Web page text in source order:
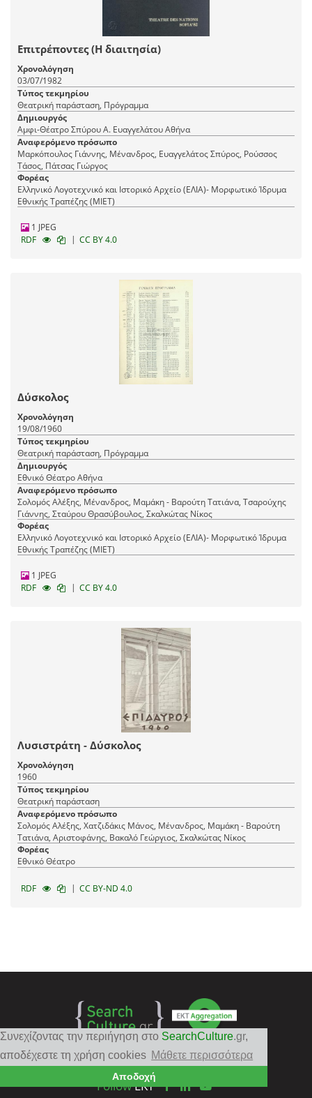
Συνεχίζοντας την περιήγηση στο SearchCulture.gr,
αποδέχεστε τη χρήση cookies Μάθετε περισσότερα
Αποδοχή
Επιτρέποντες (Η διαιτησία)
Χρονολόγηση
03/07/1982
Τύπος τεκμηρίου
Θεατρική παράσταση, Πρόγραμμα
Δημιουργός
Αμφι-Θέατρο Σπύρου Α. Ευαγγελάτου Αθήνα
Αναφερόμενο πρόσωπο
Μαρκόπουλος Γιάννης, Μένανδρος, Ευαγγελάτος Σπύρος, Ρούσσος
Τάσος, Πάτσας Γιώργος
Φορέας
Ελληνικό Λογοτεχνικό και Ιστορικό Αρχείο (ΕΛΙΑ)- Μορφωτικό Ίδρυμα
Εθνικής Τραπέζης (ΜΙΕΤ)
1 JPEG
RDF
| CC BY 4.0
Δύσκολος
Χρονολόγηση
19/08/1960
Τύπος τεκμηρίου
Θεατρική παράσταση, Πρόγραμμα
Δημιουργός
Εθνικό Θέατρο Αθήνα
Αναφερόμενο πρόσωπο
Σολομός Αλέξης, Μένανδρος, Μαμάκη - Βαρούτη Τατιάνα, Τσαρούχης
Γιάννης, Σταύρου Θρασύβουλος, Σκαλκώτας Νίκος
Φορέας
Ελληνικό Λογοτεχνικό και Ιστορικό Αρχείο (ΕΛΙΑ)- Μορφωτικό Ίδρυμα
Εθνικής Τραπέζης (ΜΙΕΤ)
1 JPEG
RDF
| CC BY 4.0
Λυσιστράτη - Δύσκολος
Χρονολόγηση
1960
Τύπος τεκμηρίου
Θεατρική παράσταση
Αναφερόμενο πρόσωπο
Σολομός Αλέξης, Χατζιδάκις Μάνος, Μένανδρος, Μαμάκη - Βαρούτη
Τατιάνα, Αριστοφάνης, Βακαλό Γεώργιος, Σκαλκώτας Νίκος
Φορέας
Εθνικό Θέατρο
RDF | CC BY-ND 4.0
FollowEKT